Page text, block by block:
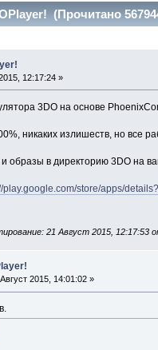
(Прочитано
12:17:24 »
3DO на основе
никаких излишеств, но все
образы в директорию 3DO на
play.google.com/store/apps/
21 Август 2015, 12:17:53
2015, 14:01:02 »